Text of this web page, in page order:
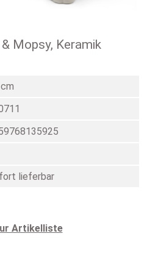
Mopsy, Keramik
lieferbar
Artikelliste